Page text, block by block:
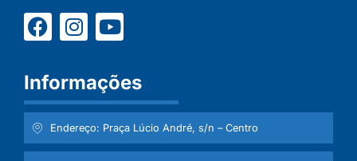
Informações
Endereço: Praça Lúcio André, s/n – Centro